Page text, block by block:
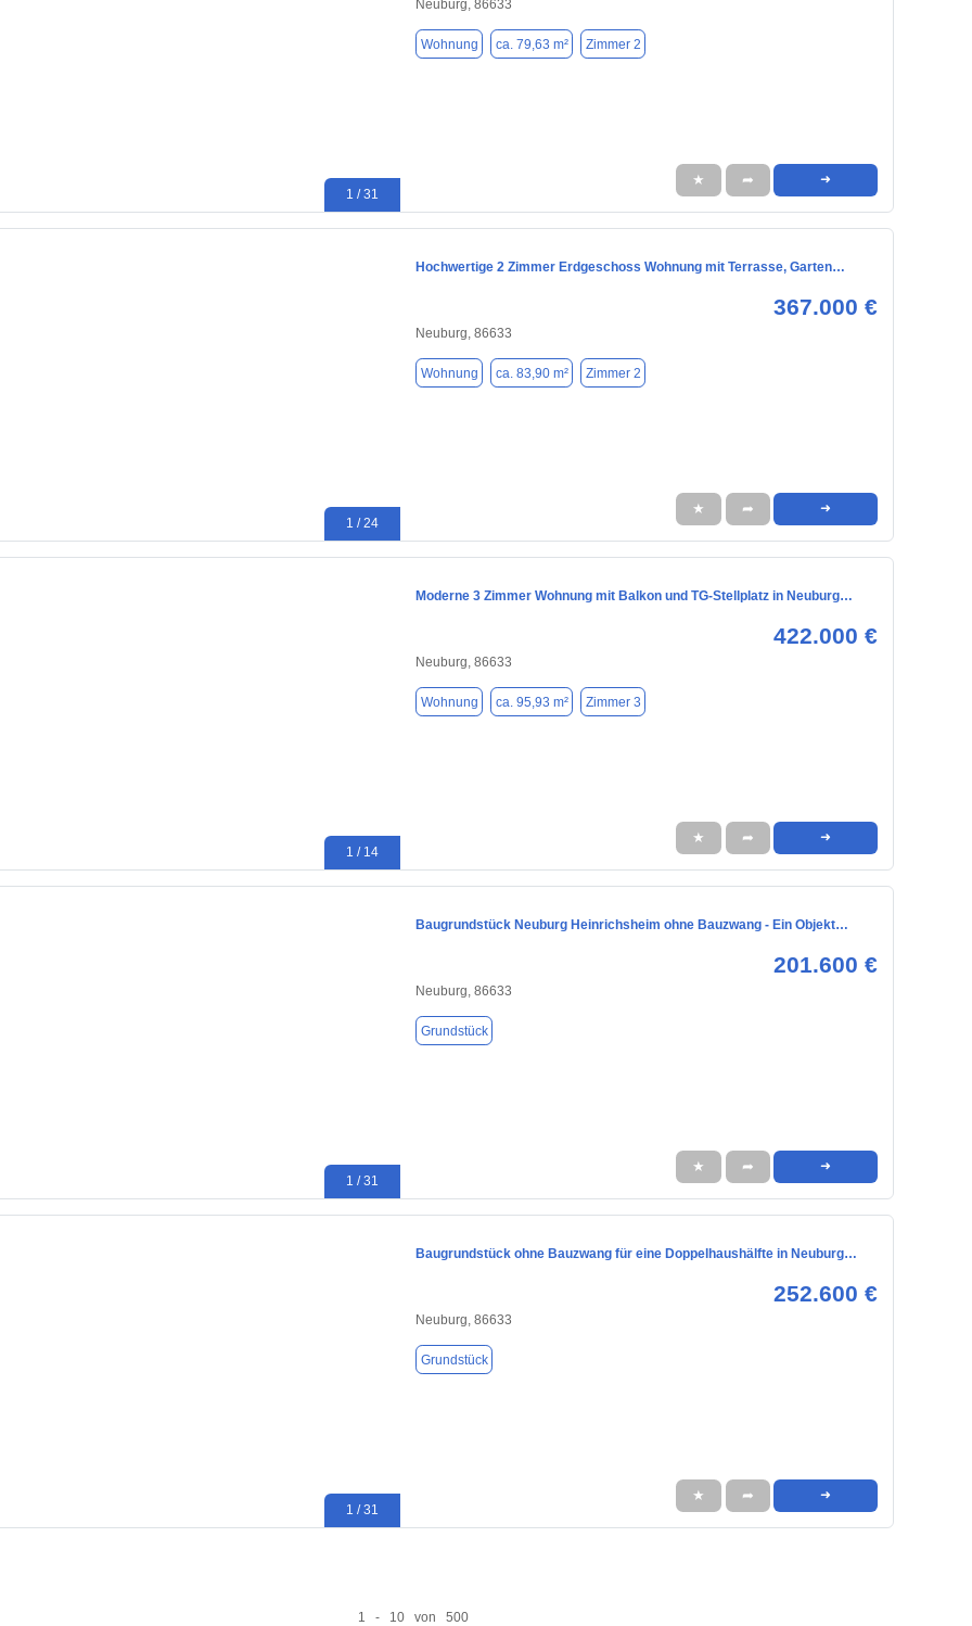
1 / 31
Neuburg, 86633
Wohnung ca. 79,63 m² Zimmer 2
★ ➦ ➜
1 / 24
Hochwertige 2 Zimmer Erdgeschoss Wohnung mit Terrasse, Garten…
367.000 €
Neuburg, 86633
Wohnung ca. 83,90 m² Zimmer 2
★ ➦ ➜
1 / 14
Moderne 3 Zimmer Wohnung mit Balkon und TG-Stellplatz in Neuburg…
422.000 €
Neuburg, 86633
Wohnung ca. 95,93 m² Zimmer 3
★ ➦ ➜
1 / 31
Baugrundstück Neuburg Heinrichsheim ohne Bauzwang - Ein Objekt…
201.600 €
Neuburg, 86633
Grundstück
★ ➦ ➜
1 / 31
Baugrundstück ohne Bauzwang für eine Doppelhaushälfte in Neuburg…
252.600 €
Neuburg, 86633
Grundstück
★ ➦ ➜
1 - 10 von 500